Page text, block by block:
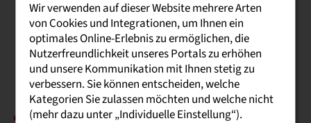
Wir verwenden auf dieser Website mehrere Arten
von Cookies und Integrationen, um Ihnen ein
optimales Online-Erlebnis zu ermöglichen, die
Nutzerfreundlichkeit unseres Portals zu erhöhen
und unsere Kommunikation mit Ihnen stetig zu
verbessern. Sie können entscheiden, welche
Kategorien Sie zulassen möchten und welche nicht
(mehr dazu unter „Individuelle Einstellung“).